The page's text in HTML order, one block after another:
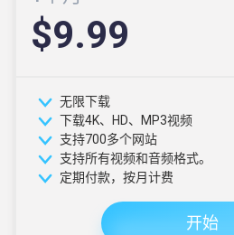
$9.99
无限下载
下载4K、HD、MP3视频
支持700多个网站
支持所有视频和音频格式。
定期付款，按月计费
开始